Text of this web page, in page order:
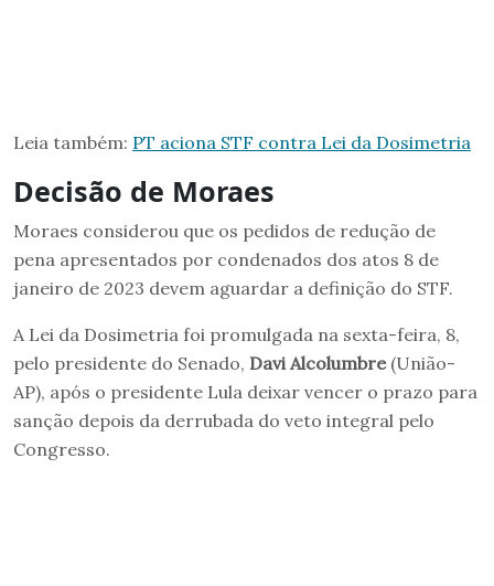
Leia também: PT aciona STF contra Lei da Dosimetria
Decisão de Moraes
Moraes considerou que os pedidos de redução de
pena apresentados por condenados dos atos 8 de
janeiro de 2023 devem aguardar a definição do STF.
A Lei da Dosimetria foi promulgada na sexta-feira, 8,
pelo presidente do Senado, Davi Alcolumbre(União-
AP), após o presidente Lula deixar vencer o prazo para
sanção depois da derrubada do veto integral pelo
Congresso.